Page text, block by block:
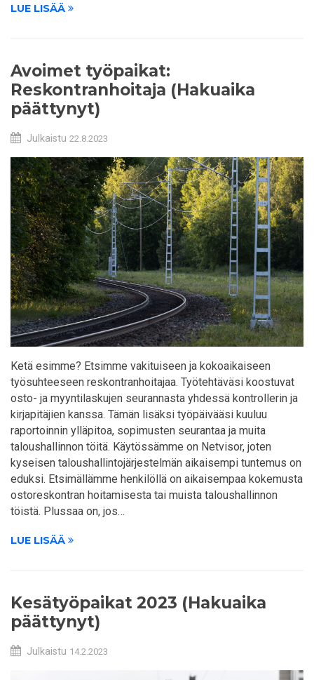
LUE LISÄÄ
Avoimet työpaikat:
Reskontranhoitaja (Hakuaika
päättynyt)
Julkaistu 22.8.2023
Ketä esimme? Etsimme vakituiseen ja kokoaikaiseen
työsuhteeseen reskontranhoitajaa. Työtehtäväsi koostuvat
osto- ja myyntilaskujen seurannasta yhdessä kontrollerin ja
kirjapitäjien kanssa. Tämän lisäksi työpäivääsi kuuluu
raportoinnin ylläpitoa, sopimusten seurantaa ja muita
taloushallinnon töitä. Käytössämme on Netvisor, joten
kyseisen taloushallintojärjestelmän aikaisempi tuntemus on
eduksi. Etsimällämme henkilöllä on aikaisempaa kokemusta
ostoreskontran hoitamisesta tai muista taloushallinnon
töistä. Plussaa on, jos…
LUE LISÄÄ
Kesätyöpaikat 2023 (Hakuaika
päättynyt)
Julkaistu 14.2.2023